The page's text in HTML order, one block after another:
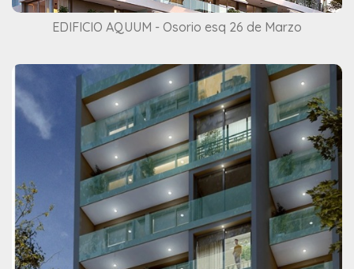
EDIFICIO AQUUM - Osorio esq 26 de Marzo